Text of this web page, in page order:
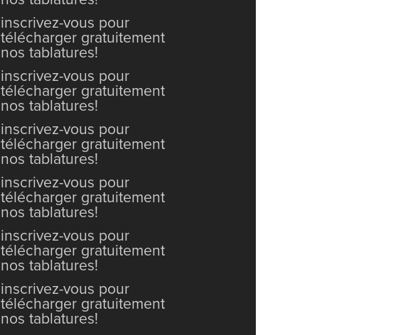
inscrivez-vous pour
télécharger gratuitement
nos tablatures!
inscrivez-vous pour
télécharger gratuitement
nos tablatures!
inscrivez-vous pour
télécharger gratuitement
nos tablatures!
inscrivez-vous pour
télécharger gratuitement
nos tablatures!
inscrivez-vous pour
télécharger gratuitement
nos tablatures!
inscrivez-vous pour
télécharger gratuitement
nos tablatures!